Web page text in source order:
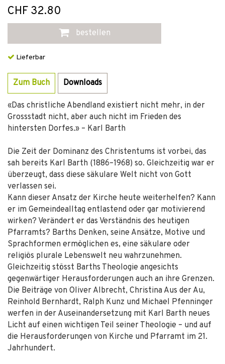
CHF 32.80
bestellen
Lieferbar
Zum Buch Downloads
«Das christliche Abendland existiert nicht mehr, in der
Grossstadt nicht, aber auch nicht im Frieden des
hintersten Dorfes.» – Karl Barth
Die Zeit der Dominanz des Christentums ist vorbei, das
sah bereits Karl Barth (1886–1968) so. Gleichzeitig war er
überzeugt, dass diese säkulare Welt nicht von Gott
verlassen sei.
Kann dieser Ansatz der Kirche heute weiterhelfen? Kann
er im Gemeindealltag entlastend oder gar motivierend
wirken? Verändert er das Verständnis des heutigen
Pfarramts? Barths Denken, seine Ansätze, Motive und
Sprachformen ermöglichen es, eine säkulare oder
religiös plurale Lebenswelt neu wahrzunehmen.
Gleichzeitig stösst Barths Theologie angesichts
gegenwärtiger Herausforderungen auch an ihre Grenzen.
Die Beiträge von Oliver Albrecht, Christina Aus der Au,
Reinhold Bernhardt, Ralph Kunz und Michael Pfenninger
werfen in der Auseinandersetzung mit Karl Barth neues
Licht auf einen wichtigen Teil seiner Theologie – und auf
die Herausforderungen von Kirche und Pfarramt im 21.
Jahrhundert.